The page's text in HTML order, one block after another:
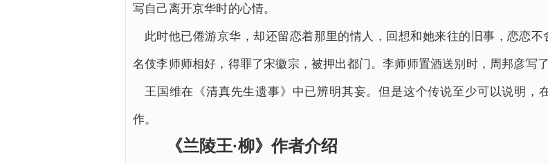
写自己离开京华时的心情。
此时他已倦游京华，却还留恋着那里的情人，回想和她来往的旧事，恋恋
名伎李师师相好，得罪了宋徽宗，被押出都门。李师师置酒送别时，周邦彦写了
王国维在《清真先生遗事》中已辨明其妄。但是这个传说至少可以说明，
作。
《兰陵王·柳》作者介绍